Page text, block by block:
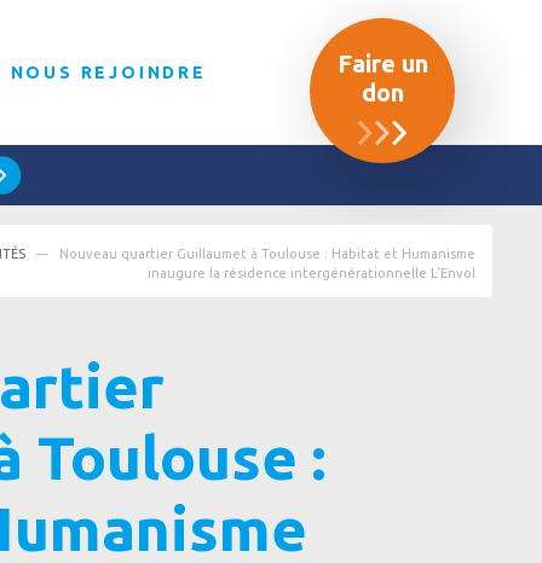
NOUS REJOINDRE
Faire un
don
Nouveau quartier Guillaumet à Toulouse : Habitat et Humanisme
inaugure la résidence intergénérationnelle L’Envol
Toulouse :